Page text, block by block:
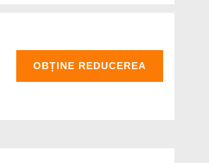
OBȚINE REDUCEREA